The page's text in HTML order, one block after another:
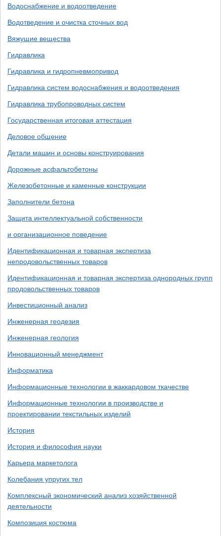
Водоснабжение и водоотведение
Водотведение и очистка сточных вод
Вяжущие вещества
Гидравлика
Гидравлика и гидропневмопривод
Гидравлика систем водоснабжения и водоотведения
Гидравлика трубопроводных систем
Государственная итоговая аттестация
Деловое общение
Детали машин и основы конструирования
Дорожные асфальтобетоны
Железобетонные и каменные конструкции
Заполнители бетона
Защита интеллектуальной собственности
и организационное поведение
Идентификационная и товарная экспертиза
непродовольственных товаров
Идентификационная и товарная экспертиза однородных групп
продовольственных товаров
Инвестиционный анализ
Инженерная геодезия
Инженерная геология
Инновационный менеджмент
Информатика
Информационные технологии в жаккардовом ткачестве
Информационные технологии в производстве и
проектировании текстильных изделий
История
История и философия науки
Карьера маркетолога
Колебания упругих тел
Комплексный экономический анализ хозяйственной
деятельности
Композиция костюма